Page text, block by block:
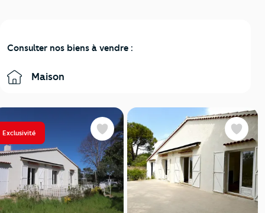
Consulter nos biens à vendre :
Maison
Exclusivité Favoris Favoris